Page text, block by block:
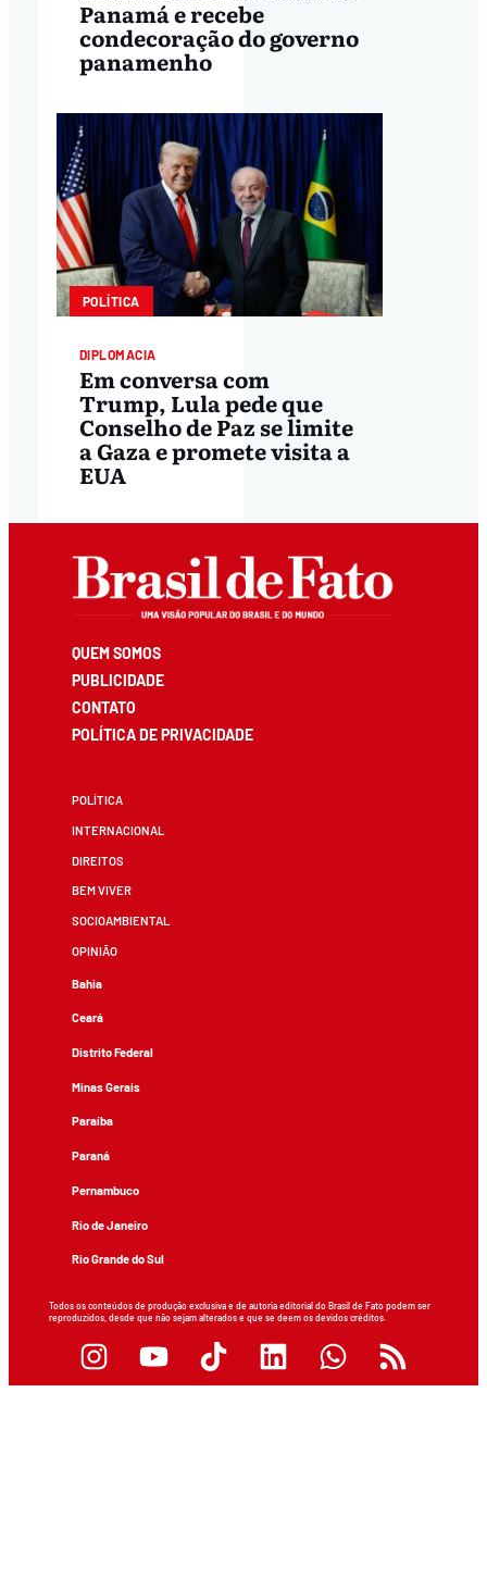
Panamá e recebe
condecoração do governo
panamenho
POLÍTICA
DIPLOMACIA
Em conversa com
Trump, Lula pede que
Conselho de Paz se limite
a Gaza e promete visita a
EUA
QUEM SOMOS
PUBLICIDADE
CONTATO
POLÍTICA DE PRIVACIDADE
POLÍTICA
INTERNACIONAL
DIREITOS
BEM VIVER
SOCIOAMBIENTAL
OPINIÃO
Bahia
Ceará
Distrito Federal
Minas Gerais
Paraíba
Paraná
Pernambuco
Rio de Janeiro
Rio Grande do Sul
Todos os conteúdos de produção exclusiva e de autoria editorial do Brasil de Fato podem ser
reproduzidos, desde que não sejam alterados e que se deem os devidos créditos.